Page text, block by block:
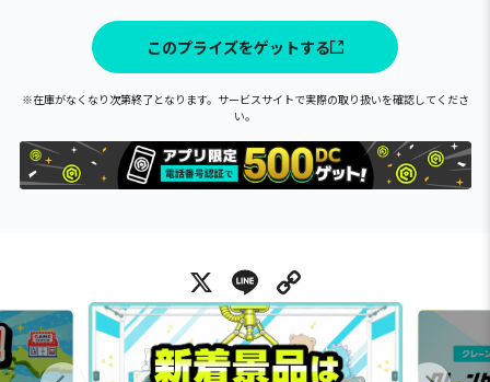
このプライズをゲットする
※在庫がなくなり次第終了となります。サービスサイトで実際の取り扱いを確認してくださ
い。
X Line